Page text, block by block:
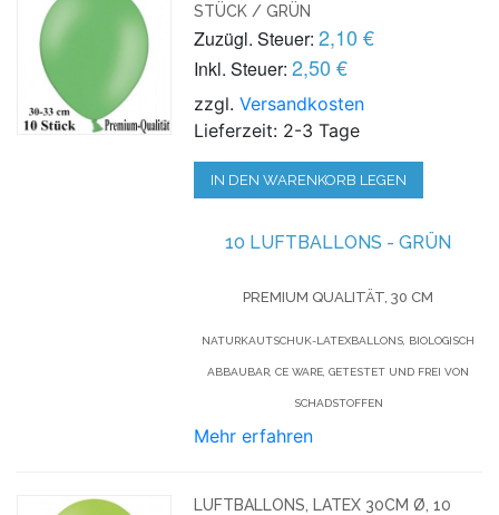
STÜCK / GRÜN
Zuzügl. Steuer: 2,10 €
Inkl. Steuer: 2,50 €
zzgl.Versandkosten
Lieferzeit: 2-3 Tage
IN DEN WARENKORB LEGEN
10 LUFTBALLONS - GRÜN
PREMIUM QUALITÄT, 30 CM
NATURKAUTSCHUK-LATEXBALLONS, BIOLOGISCH
ABBAUBAR, CE WARE, GETESTET UND FREI VON
SCHADSTOFFEN
Mehr erfahren
LUFTBALLONS, LATEX 30CM Ø, 10